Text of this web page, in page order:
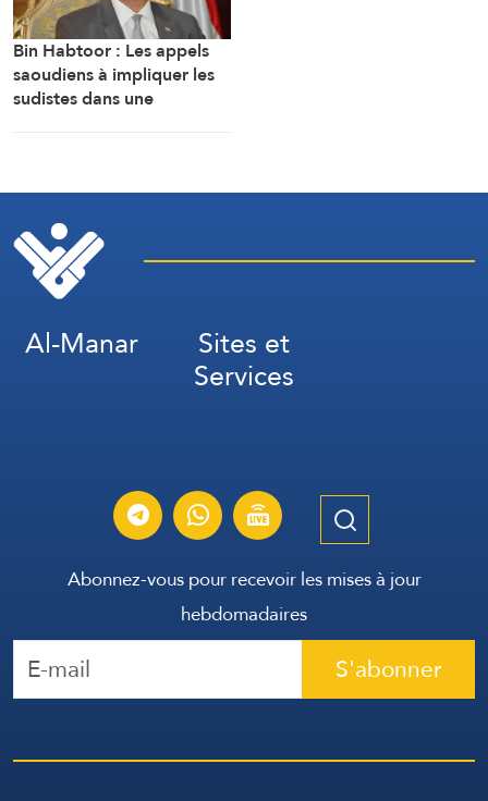
Bin Habtoor : Les appels
saoudiens à impliquer les
sudistes dans une
Al-Manar Sites et
Services
Abonnez-vous pour recevoir les mises à jour
hebdomadaires
S'abonner